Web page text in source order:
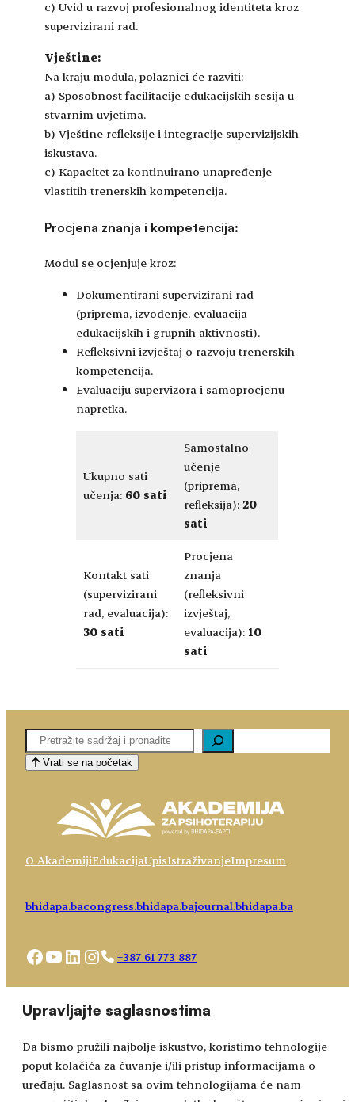
Upravljajte saglasnostima
Da bismo pružili najbolje iskustvo, koristimo tehnologije
poput kolačića za čuvanje i/ili pristup informacijama o
uređaju. Saglasnost sa ovim tehnologijama će nam
c) Uvid u razvoj profesionalnog identiteta kroz
supervizirani rad.
Vještine:
Na kraju modula, polaznici će razviti:
a) Sposobnost facilitacije edukacijskih sesija u
stvarnim uvjetima.
b) Vještine refleksije i integracije supervizijskih
iskustava.
c) Kapacitet za kontinuirano unapređenje
vlastitih trenerskih kompetencija.
Procjena znanja i kompetencija:
Modul se ocjenjuje kroz:
Dokumentirani supervizirani rad
(priprema, izvođenje, evaluacija
edukacijskih i grupnih aktivnosti).
Refleksivni izvještaj o razvoju trenerskih
kompetencija.
Evaluaciju supervizora i samoprocjenu
napretka.
Ukupno sati
učenja: 60 sati
Samostalno
učenje
(priprema,
refleksija): 20
sati
Kontakt sati
(supervizirani
rad, evaluacija):
30 sati
Procjena
znanja
(refleksivni
izvještaj,
evaluacija): 10
sati
Pretaga
Vrati se na početak
O AkademijiEdukacijaUpisIstraživanjeImpresum
bhidapa.bacongress.bhidapa.bajournal.bhidapa.ba
Facebook
YouTube
LinkedIn
Instagram
+387 61 773 887
academy@bhidapa.ba
Choose
language